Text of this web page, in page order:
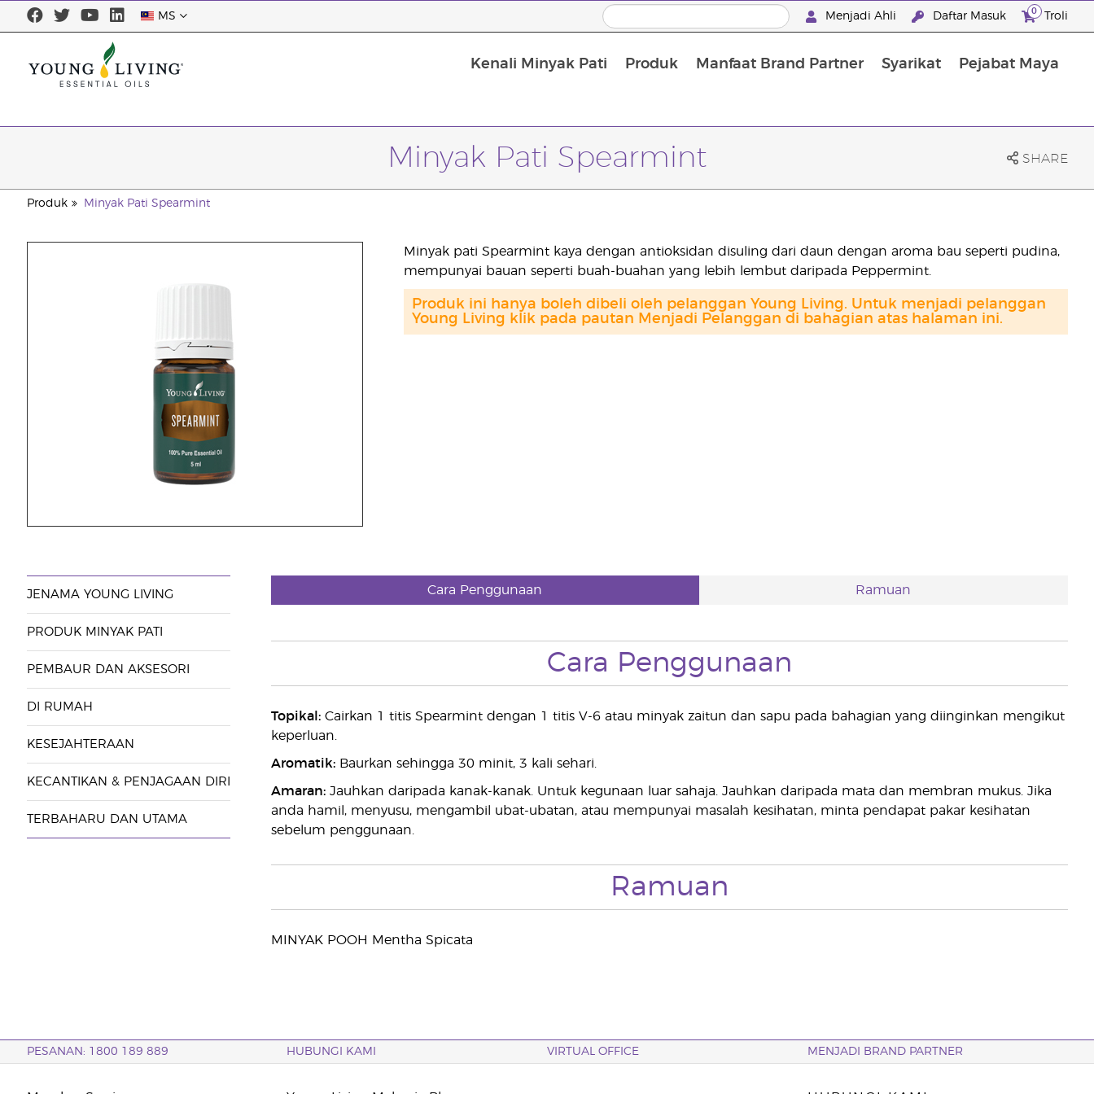
MS Menjadi Ahli Daftar Masuk 0 Troli
Kenali Minyak Pati Produk Manfaat Brand Partner Syarikat Pejabat Maya
Minyak Pati Spearmint SHARE
Produk Minyak Pati Spearmint
Minyak pati Spearmint kaya dengan antioksidan disuling dari daun dengan aroma bau seperti pudina,
mempunyai bauan seperti buah-buahan yang lebih lembut daripada Peppermint.
Produk ini hanya boleh dibeli oleh pelanggan Young Living. Untuk menjadi pelanggan
Young Living klik pada pautan Menjadi Pelanggan di bahagian atas halaman ini.
JENAMA YOUNG LIVING
PRODUK MINYAK PATI
PEMBAUR DAN AKSESORI
DI RUMAH
KESEJAHTERAAN
KECANTIKAN & PENJAGAAN DIRI
TERBAHARU DAN UTAMA
Cara Penggunaan Ramuan
Cara Penggunaan
Topikal:Cairkan 1 titis Spearmint dengan 1 titis V-6 atau minyak zaitun dan sapu pada bahagian yang diinginkan mengikut
keperluan.
Aromatik:Baurkan sehingga 30 minit, 3 kali sehari.
Amaran:Jauhkan daripada kanak-kanak. Untuk kegunaan luar sahaja. Jauhkan daripada mata dan membran mukus. Jika
anda hamil, menyusu, mengambil ubat-ubatan, atau mempunyai masalah kesihatan, minta pendapat pakar kesihatan
sebelum penggunaan.
Ramuan
MINYAK POOH Mentha Spicata
PESANAN: 1800 189 889 HUBUNGI KAMI VIRTUAL OFFICE MENJADI BRAND PARTNER